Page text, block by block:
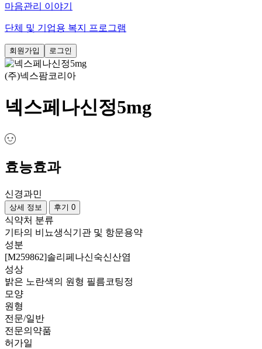
마음관리 이야기
단체 및 기업용 복지 프로그램
회원가입 로그인
(주)넥스팜코리아
넥스페나신정5mg
효능효과
신경과민
상세 정보 후기 0
식약처 분류
기타의 비뇨생식기관 및 항문용약
성분
[M259862]솔리페나신숙신산염
성상
밝은 노란색의 원형 필름코팅정
모양
원형
전문/일반
전문의약품
허가일